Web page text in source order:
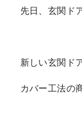
先日、玄関ド
新しい玄関ド
カバー工法の